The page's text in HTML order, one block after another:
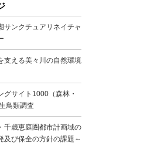
サンクチュアリネイチャ
支える美々川の自然環境
グサイト1000（森林・
鳥類調査
千歳恵庭圏都市計画域の
及び保全の方針の課題～